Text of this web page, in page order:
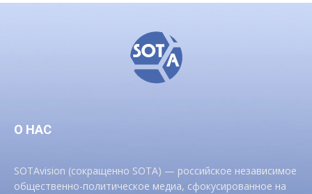
О НАС
SOTAvision (сокращенно SOTA) — российское независимое
общественно-политическое медиа, сфокусированное на